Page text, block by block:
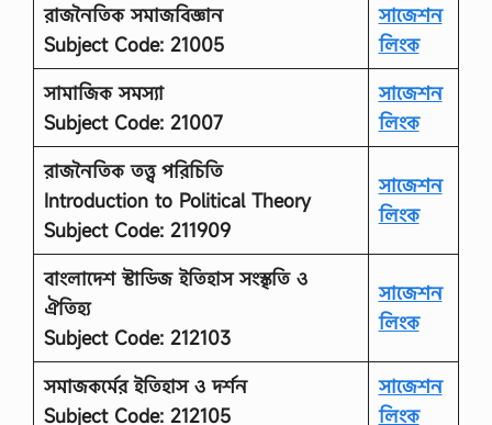
রাজনৈতিক সমাজবিজ্ঞান
Subject Code: 21005
সাজেশন
লিংক
সামাজিক সমস্যা
Subject Code: 21007
সাজেশন
লিংক
রাজনৈতিক তত্ত্ব পরিচিতি
Introduction to Political Theory
Subject Code: 211909
সাজেশন
লিংক
বাংলাদেশ স্টাডিজ ইতিহাস সংস্কৃতি ও
ঐতিহ্য
Subject Code: 212103
সাজেশন
লিংক
সমাজকর্মের ইতিহাস ও দর্শন
Subject Code: 212105
সাজেশন
লিংক